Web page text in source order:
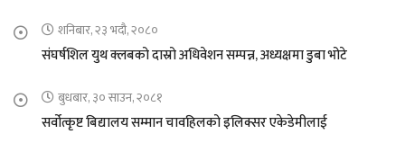
शनिबार, २३ भदौ, २०८०
संघर्षशिल युथ क्लबको दास्रो अधिवेशन सम्पन्न, अध्यक्षमा डुबा भोटे
बुधबार, ३० साउन, २०८१
सर्वोत्कृष्ट बिद्यालय सम्मान चावहिलको इलिक्सर एकेडेमीलाई